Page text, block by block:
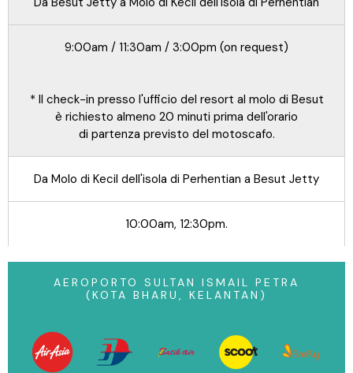
9:00am / 11:30am / 3:00pm (on request)
* Il check-in presso l'ufficio del resort al molo di Besut
è richiesto almeno 20 minuti prima dell'orario
di partenza previsto del motoscafo.
Da Molo di Kecil dell'isola di Perhentian a Besut Jetty
10:00am, 12:30pm.
AEROPORTO SULTAN ISMAIL PETRA
(KOTA BHARU, KELANTAN)